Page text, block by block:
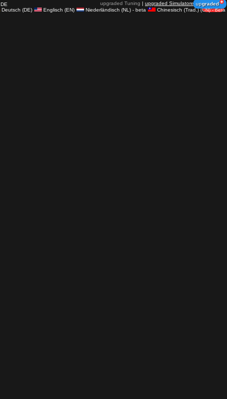
upgraded
12.350
14
DE
Deutsch (DE)
Englisch (EN) Niederländisch (NL) - beta Chinesisch (Trad.) (CN) - beta
upgraded Tuning | upgraded Simulatoren